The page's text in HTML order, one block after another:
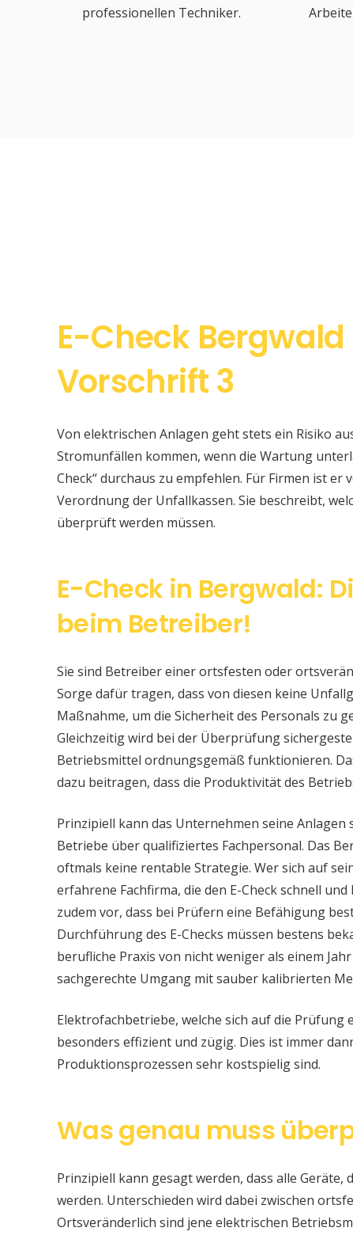
professionellen Techniker.
E-Check Bergwald
Vorschrift 3
Von elektrischen Anlagen geht stets ein Risiko
Stromunfällen kommen, wenn die Wartung
Check“ durchaus zu empfehlen. Für Firmen ist er
Verordnung der Unfallkassen. Sie beschreibt,
überprüft werden müssen.
E-Check in Bergwald:
beim Betreiber!
Sie sind Betreiber einer ortsfesten oder
Sorge dafür tragen, dass von diesen keine
Maßnahme, um die Sicherheit des Personals zu
Gleichzeitig wird bei der Überprüfung
Betriebsmittel ordnungsgemäß funktionieren.
dazu beitragen, dass die Produktivität des
Prinzipiell kann das Unternehmen seine
Betriebe über qualifiziertes Fachpersonal. Das
oftmals keine rentable Strategie. Wer sich auf
erfahrene Fachfirma, die den E-Check schnell
zudem vor, dass bei Prüfern eine Befähigung
Durchführung des E-Checks müssen bestens
berufliche Praxis von nicht weniger als einem
sachgerechte Umgang mit sauber kalibrierten
Elektrofachbetriebe, welche sich auf die
besonders effizient und zügig. Dies ist immer
Produktionsprozessen sehr kostspielig sind.
Was genau muss
Prinzipiell kann gesagt werden, dass alle
werden. Unterschieden wird dabei zwischen
Ortsveränderlich sind jene elektrischen